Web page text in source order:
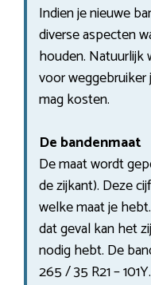
Indien je nieuwe
diverse aspecten
houden. Natuurlijk
voor
mag kosten.
De bandenmaat
De maat wordt
de zijkant). Deze
welke maat je
dat geval kan het
nodig hebt. De
265 / 35 R21 – 101Y.